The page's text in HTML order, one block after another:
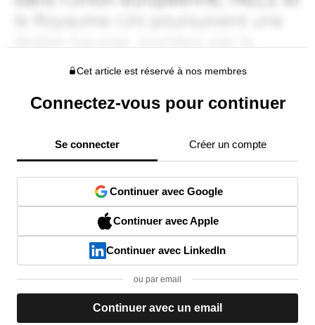
Cet article est réservé à nos membres
Connectez-vous pour continuer
Se connecter Créer un compte
Continuer avec Google
Continuer avec Apple
Continuer avec LinkedIn
ou par email
Continuer avec un email